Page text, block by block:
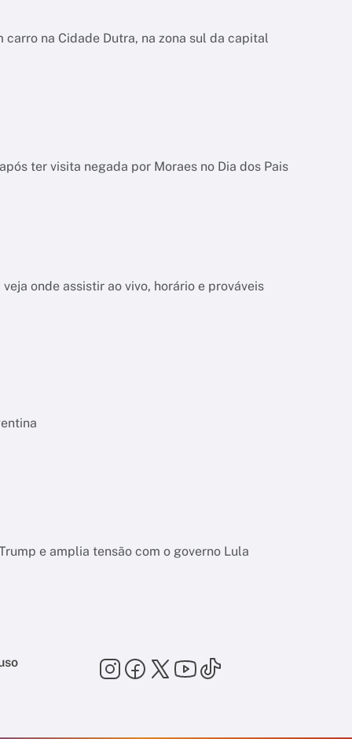
na Cidade Dutra, na zona sul da capital
ter visita negada por Moraes no Dia dos Pais
onde assistir ao vivo, horário e prováveis
e amplia tensão com o governo Lula